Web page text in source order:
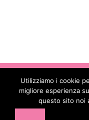
Copyright ©
Reserved -
Partita IVA:
Utilizziamo i cookie
migliore esperienza
questo sito noi